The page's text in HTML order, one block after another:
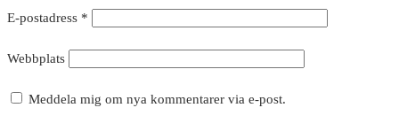
E-postadress *
Webbplats
Meddela mig om nya kommentarer via e-post.